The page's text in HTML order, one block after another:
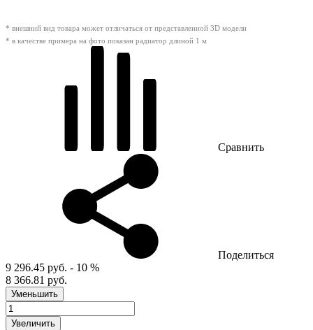
* внешний вид товара может отличаться от представленной 3D модели
* в качестве примера на фото показан радиатор длиной 1 м
Сравнить
Поделиться
9 296.45 руб. - 10 %
8 366.81 руб.
Уменьшить
Увеличить